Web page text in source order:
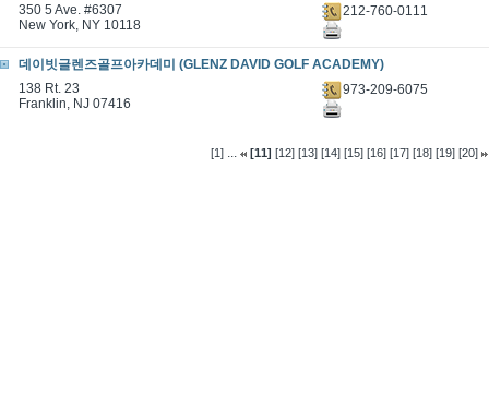
350 5 Ave. #6307
New York, NY 10118
212-760-0111
데이빗글렌즈골프아카데미 (GLENZ DAVID GOLF ACADEMY)
138 Rt. 23
Franklin, NJ 07416
973-209-6075
[1]... [11] [12] [13] [14] [15] [16] [17] [18] [19] [20]